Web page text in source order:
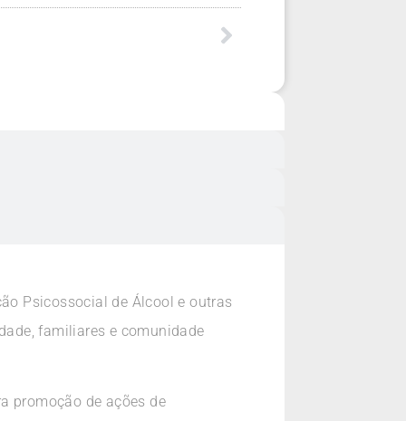
Psicossocial de Álcool e outras
familiares e comunidade
promoção de ações de